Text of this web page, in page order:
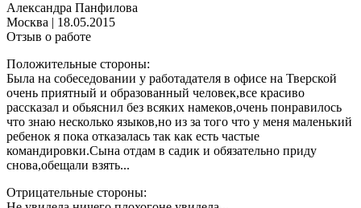
Александра Панфилова
Москва | 18.05.2015
Отзыв о работе
Положительные стороны:
Была на собеседовании у работадателя в офисе на Тверской
очень приятный и образованный человек,все красиво
рассказал и обьяснил без всяких намеков,очень понравилось
что знаю несколько языков,но из за того что у меня маленький
ребенок я пока отказалась так как есть частые
командировки.Сына отдам в садик и обязательно приду
снова,обещали взять...
Отрицательные стороны: